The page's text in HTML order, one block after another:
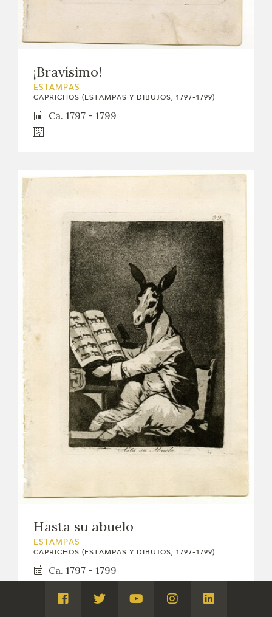
¡Bravísimo!
ESTAMPAS
CAPRICHOS (ESTAMPAS Y DIBUJOS, 1797-1799)
Ca. 1797 - 1799
Hasta su abuelo
ESTAMPAS
CAPRICHOS (ESTAMPAS Y DIBUJOS, 1797-1799)
Ca. 1797 - 1799
Visita
Visita
Visita
Visita
Visita